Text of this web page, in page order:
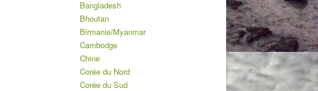
Bangladesh
Bhoutan
Birmanie/Myanmar
Cambodge
Chine
Corée du Nord
Corée du Sud